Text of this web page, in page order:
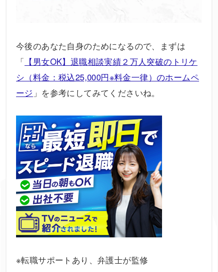
今後のあなた自身のためになるので、まずは
「 【男女OK】退職相談実績２万人突破のトリケ
シ（料金：税込25,000円※料金一律）のホームペ
ージ 」を参考にしてみてくださいね。
※転職サポートあり、弁護士が監修